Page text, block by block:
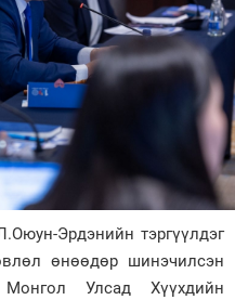
Эрдэнийн тэргүүлдэг
өнөөдөр шинэчилсэн
Монгол Улсад Хүүхдийн